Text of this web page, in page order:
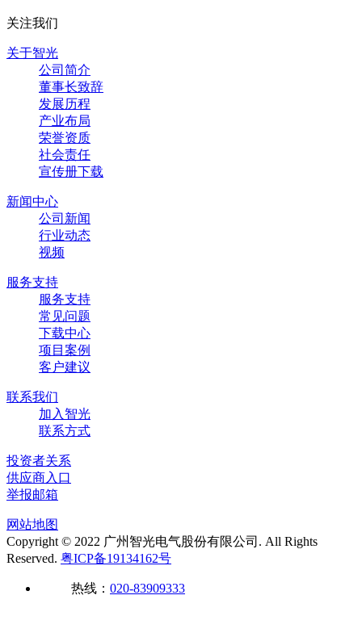
关注我们
关于智光
公司简介
董事长致辞
发展历程
产业布局
荣誉资质
社会责任
宣传册下载
新闻中心
公司新闻
行业动态
视频
服务支持
服务支持
常见问题
下载中心
项目案例
客户建议
联系我们
加入智光
联系方式
投资者关系
供应商入口
举报邮箱
网站地图
Copyright © 2022 广州智光电气股份有限公司. All Rights
Reserved. 粤ICP备19134162号
热线： 020-83909333